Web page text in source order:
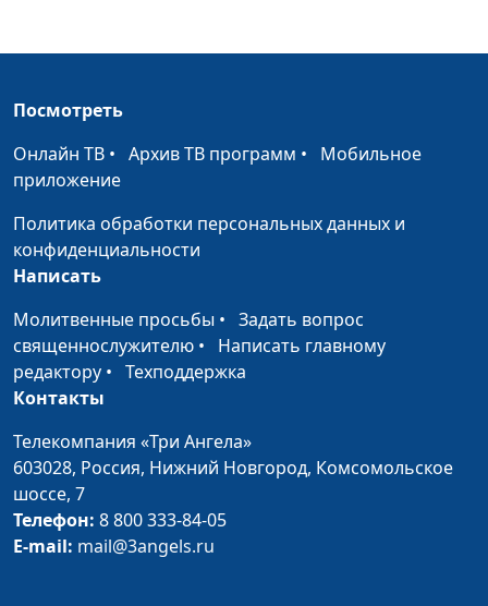
Победа добра
Довгель Андрей
#196
Милость к обидчику
Довгель Андрей
Уединение для
восстановления
Место защиты и
поддержки
Довгель Андрей
Викторович,
Друг, который всегда
рядом
Довгель Андрей
Викторович,
Победа над
Посмотреть
Онлайн ТВ • Архив ТВ программ • Мобильное
приложение
Политика обработки персональных данных и
конфиденциальности
Написать
Молитвенные просьбы • Задать вопрос
священнослужителю • Написать главному
редактору • Техподдержка
Контакты
Телекомпания «Три Ангела»
603028, Россия, Нижний Новгород, Комсомольское
шоссе, 7
Телефон: 8 800 333-84-05
E-mail: mail@3angels.ru